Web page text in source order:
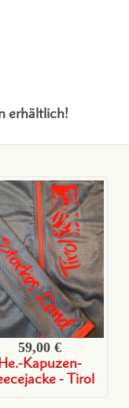
erhältlich!
59,00 €
He.-Kapuzen-
- Tirol